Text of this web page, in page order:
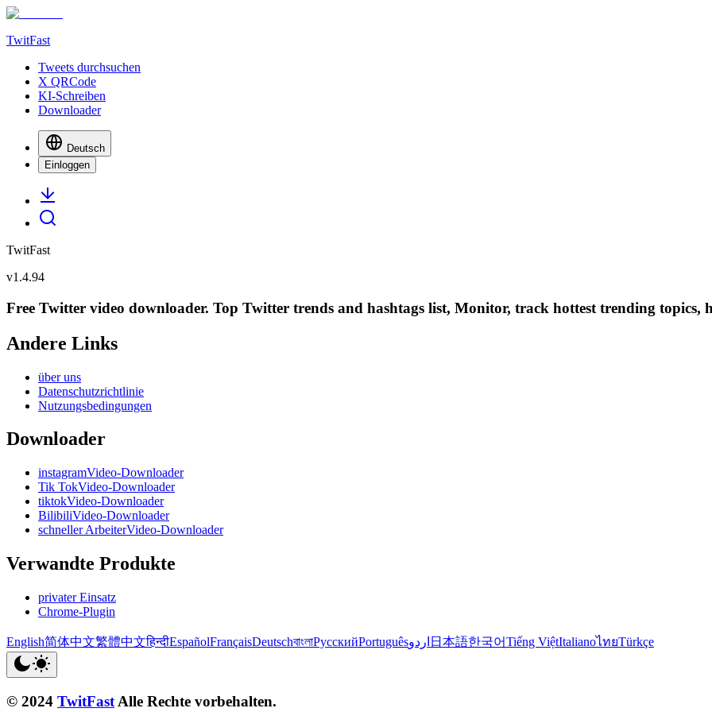
TwitFast
Tweets durchsuchen
X QRCode
KI-Schreiben
Downloader
Deutsch
Einloggen
TwitFast
v1.4.94
Free Twitter video downloader. Top Twitter trends and hashtags list, Monitor, track hottest trending topics,
Andere Links
über uns
Datenschutzrichtlinie
Nutzungsbedingungen
Downloader
instagramVideo-Downloader
Tik TokVideo-Downloader
tiktokVideo-Downloader
BilibiliVideo-Downloader
schneller ArbeiterVideo-Downloader
Verwandte Produkte
privater Einsatz
Chrome-Plugin
English简体中文繁體中文हिन्दीEspañolFrançaisDeutschবাংলাРусскийPortuguêsاردو 日本語한국어Tiếng ViệtItalianoไทยTürkçe
© 2024 TwitFast Alle Rechte vorbehalten.